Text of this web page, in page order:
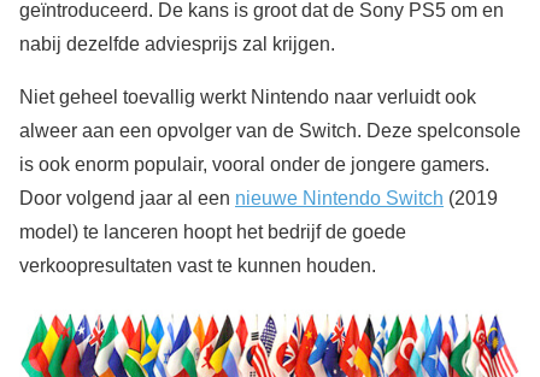
geïntroduceerd. De kans is groot dat de Sony PS5 om en
nabij dezelfde adviesprijs zal krijgen.
Niet geheel toevallig werkt Nintendo naar verluidt ook
alweer aan een opvolger van de Switch. Deze spelconsole
is ook enorm populair, vooral onder de jongere gamers.
Door volgend jaar al een nieuwe Nintendo Switch (2019
model) te lanceren hoopt het bedrijf de goede
verkoopresultaten vast te kunnen houden.